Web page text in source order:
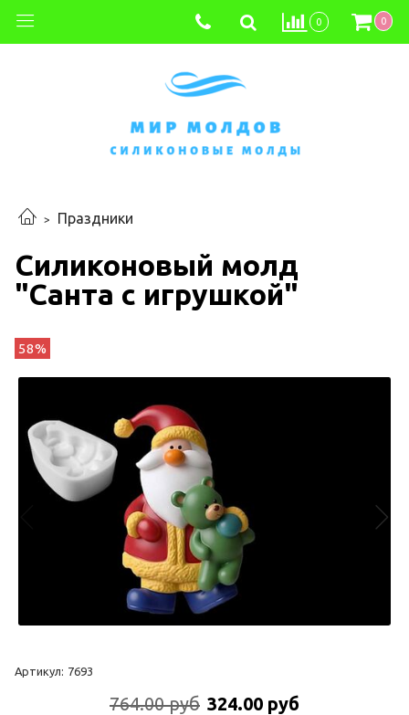
0 0
Праздники
Силиконовый молд
"Санта с игрушкой"
58%
Артикул: 7693
764.00 руб 324.00 руб